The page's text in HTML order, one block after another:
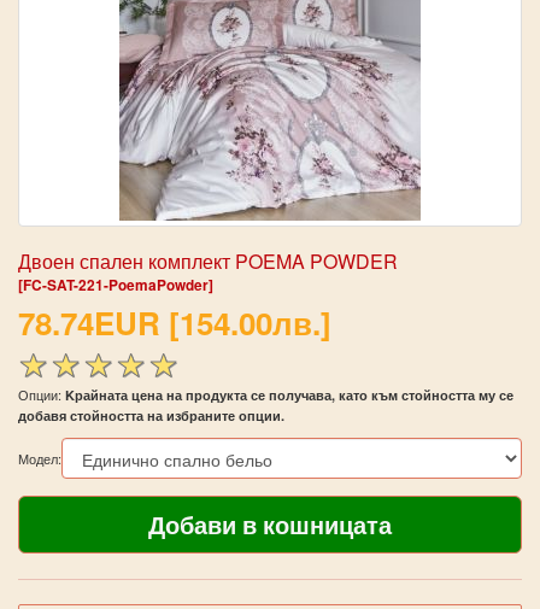
Двоен спален комплект POEMA POWDER
[FC-SAT-221-PoemaPowder]
78.74EUR [154.00лв.]
Опции: Kрайната цена на продукта се получава, като към стойността му се
добавя стойността на избраните опции.
Модел: